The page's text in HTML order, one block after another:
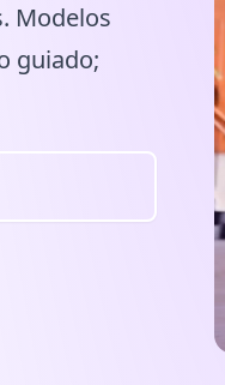
Modelos
guiado;